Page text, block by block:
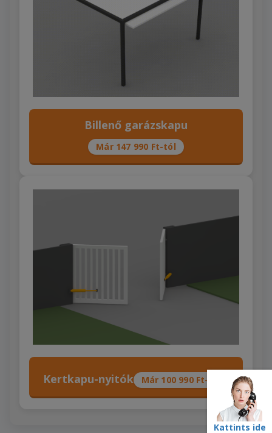
Billenő garázskapu
Már 147 990 Ft-tól
Kertkapu-nyitók Már 100 990 Ft-tól
Kattints ide